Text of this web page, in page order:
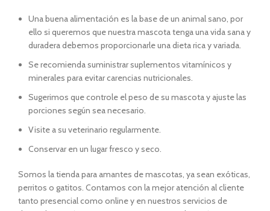
Una buena alimentación es la base de un animal sano, por
ello si queremos que nuestra mascota tenga una vida sana y
duradera debemos proporcionarle una dieta rica y variada.
Se recomienda suministrar suplementos vitamínicos y
minerales para evitar carencias nutricionales.
Sugerimos que controle el peso de su mascota y ajuste las
porciones según sea necesario.
Visite a su veterinario regularmente.
Conservar en un lugar fresco y seco.
Somos la tienda para amantes de mascotas, ya sean exóticas,
perritos o gatitos. Contamos con la mejor atención al cliente
tanto presencial como online y en nuestros servicios de